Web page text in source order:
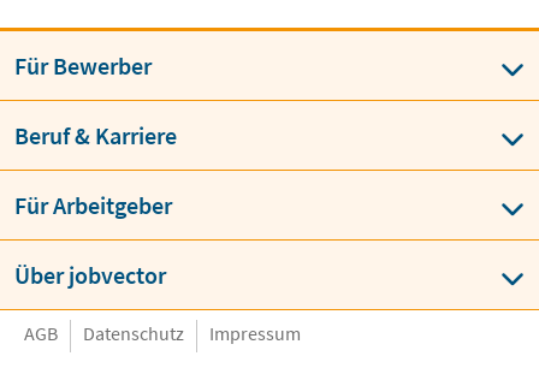
Für Bewerber
Beruf & Karriere
Für Arbeitgeber
Über jobvector
AGB Datenschutz Impressum